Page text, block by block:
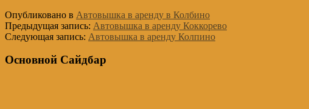
Опубликовано в Автовышка в аренду в Колбино
Предыдущая запись: Автовышка в аренду Коккорево
Следующая запись: Автовышка в аренду Колпино
Основной Сайдбар